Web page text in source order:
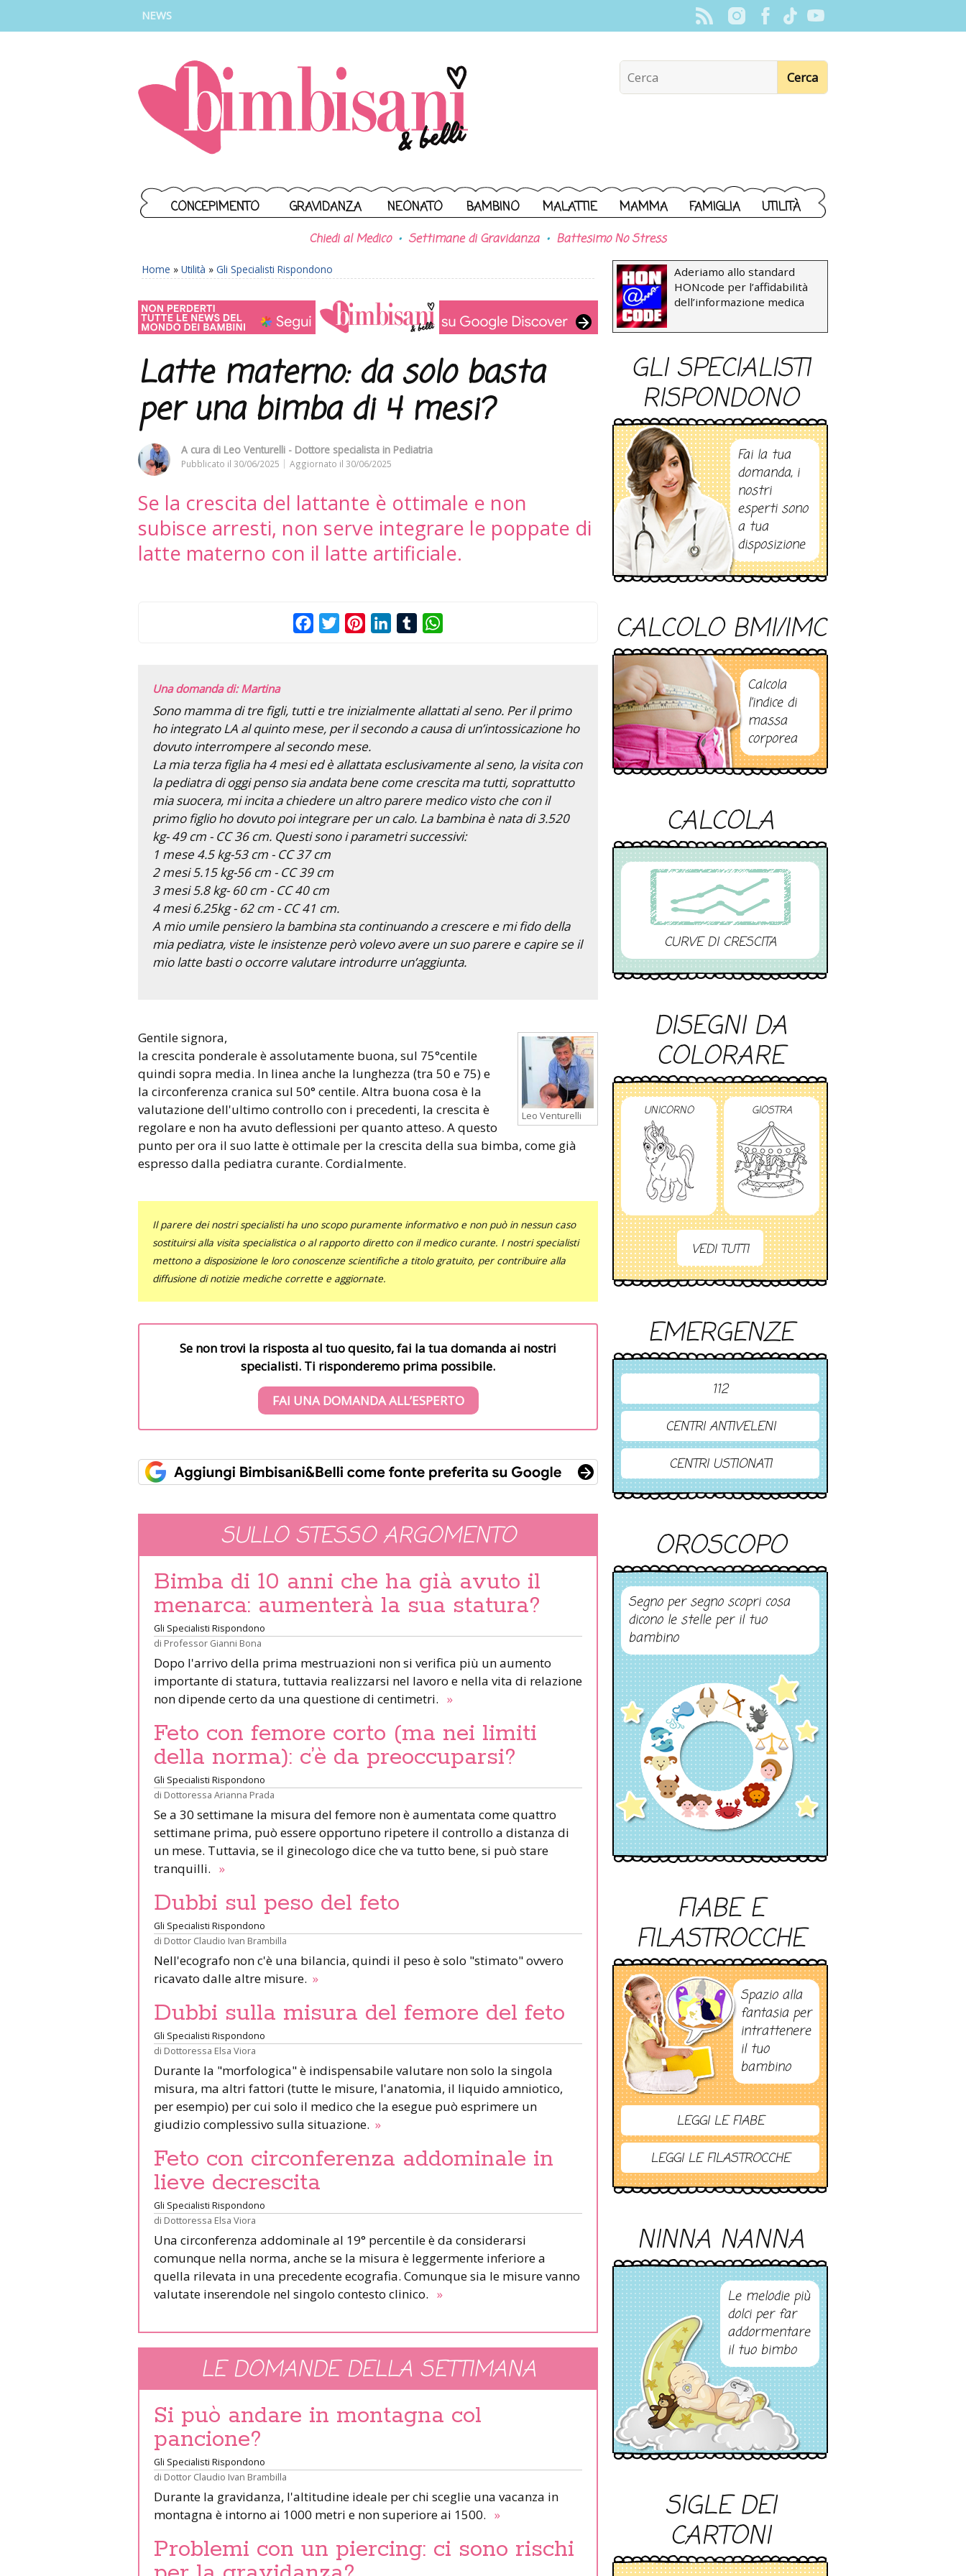
NEWS
CONCEPIMENTO GRAVIDANZA NEONATO BAMBINO MALATTIE MAMMA FAMIGLIA UTILITÀ
Chiedi al Medico Settimane di Gravidanza Battesimo No Stress
Home » Utilità » Gli Specialisti Rispondono
Latte materno: da solo basta
per una bimba di 4 mesi?
A cura di Leo Venturelli - Dottore specialista in Pediatria
Pubblicato il 30/06/2025 Aggiornato il 30/06/2025
Se la crescita del lattante è ottimale e non
subisce arresti, non serve integrare le poppate di
latte materno con il latte artificiale.
FacebookTwitterPinterestLinkedInTumblr
Una domanda di: Martina
Sono mamma di tre figli, tutti e tre inizialmente allattati al seno. Per il primo
ho integrato LA al quinto mese, per il secondo a causa di un’intossicazione ho
dovuto interrompere al secondo mese.
La mia terza figlia ha 4 mesi ed è allattata esclusivamente al seno, la visita con
la pediatra di oggi penso sia andata bene come crescita ma tutti, soprattutto
mia suocera, mi incita a chiedere un altro parere medico visto che con il
primo figlio ho dovuto poi integrare per un calo. La bambina è nata di 3.520
kg- 49 cm - CC 36 cm. Questi sono i parametri successivi:
1 mese 4.5 kg-53 cm - CC 37 cm
2 mesi 5.15 kg-56 cm - CC 39 cm
3 mesi 5.8 kg- 60 cm - CC 40 cm
4 mesi 6.25kg - 62 cm - CC 41 cm.
A mio umile pensiero la bambina sta continuando a crescere e mi fido della
mia pediatra, viste le insistenze però volevo avere un suo parere e capire se il
mio latte basti o occorre valutare introdurre un’aggiunta.
Leo Venturelli
Gentile signora,
la crescita ponderale è assolutamente buona, sul 75°centile
quindi sopra media. In linea anche la lunghezza (tra 50 e 75) e
la circonferenza cranica sul 50° centile. Altra buona cosa è la
valutazione dell'ultimo controllo con i precedenti, la crescita è
regolare e non ha avuto deflessioni per quanto atteso. A questo
punto per ora il suo latte è ottimale per la crescita della sua bimba, come già
espresso dalla pediatra curante. Cordialmente.
Il parere dei nostri specialisti ha uno scopo puramente informativo e non può in nessun caso
sostituirsi alla visita specialistica o al rapporto diretto con il medico curante. I nostri specialisti
mettono a disposizione le loro conoscenze scientifiche a titolo gratuito, per contribuire alla
diffusione di notizie mediche corrette e aggiornate.
Se non trovi la risposta al tuo quesito, fai la tua domanda ai nostri
specialisti. Ti risponderemo prima possibile.
FAI UNA DOMANDA ALL’ESPERTO
SULLO STESSO ARGOMENTO
Bimba di 10 anni che ha già avuto il
menarca: aumenterà la sua statura?
Gli Specialisti Rispondono
di Professor Gianni Bona
Dopo l'arrivo della prima mestruazioni non si verifica più un aumento
importante di statura, tuttavia realizzarsi nel lavoro e nella vita di relazione
non dipende certo da una questione di centimetri. »
Feto con femore corto (ma nei limiti
della norma): c’è da preoccuparsi?
Gli Specialisti Rispondono
di Dottoressa Arianna Prada
Se a 30 settimane la misura del femore non è aumentata come quattro
settimane prima, può essere opportuno ripetere il controllo a distanza di
un mese. Tuttavia, se il ginecologo dice che va tutto bene, si può stare
tranquilli. »
Dubbi sul peso del feto
Gli Specialisti Rispondono
di Dottor Claudio Ivan Brambilla
Nell'ecografo non c'è una bilancia, quindi il peso è solo "stimato" ovvero
ricavato dalle altre misure. »
Dubbi sulla misura del femore del feto
Gli Specialisti Rispondono
di Dottoressa Elsa Viora
Durante la "morfologica" è indispensabile valutare non solo la singola
misura, ma altri fattori (tutte le misure, l'anatomia, il liquido amniotico,
per esempio) per cui solo il medico che la esegue può esprimere un
giudizio complessivo sulla situazione. »
Feto con circonferenza addominale in
lieve decrescita
Gli Specialisti Rispondono
di Dottoressa Elsa Viora
Una circonferenza addominale al 19° percentile è da considerarsi
comunque nella norma, anche se la misura è leggermente inferiore a
quella rilevata in una precedente ecografia. Comunque sia le misure vanno
valutate inserendole nel singolo contesto clinico. »
LE DOMANDE DELLA SETTIMANA
Si può andare in montagna col
pancione?
Gli Specialisti Rispondono
di Dottor Claudio Ivan Brambilla
Durante la gravidanza, l'altitudine ideale per chi sceglie una vacanza in
montagna è intorno ai 1000 metri e non superiore ai 1500. »
Problemi con un piercing: ci sono rischi
Aderiamo allo standard
HONcode per l’affidabilità
dell’informazione medica
GLI SPECIALISTI
RISPONDONO
Fai la tua
domanda, i
nostri
esperti sono
a tua
disposizione
CALCOLO BMI/IMC
Calcola
l’indice di
massa
corporea
CALCOLA
CURVE DI CRESCITA
DISEGNI DA
COLORARE
UNICORNO GIOSTRA
VEDI TUTTI
EMERGENZE
112
CENTRI ANTIVELENI
CENTRI USTIONATI
OROSCOPO
Segno per segno scopri cosa
dicono le stelle per il tuo
bambino
FIABE E
FILASTROCCHE
Spazio alla
fantasia per
intrattenere
il tuo
bambino
LEGGI LE FIABE
LEGGI LE FILASTROCCHE
NINNA NANNA
Le melodie più
dolci per far
addormentare
il tuo bimbo
SIGLE DEI
CARTONI